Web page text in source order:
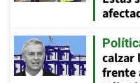
calzar
frente